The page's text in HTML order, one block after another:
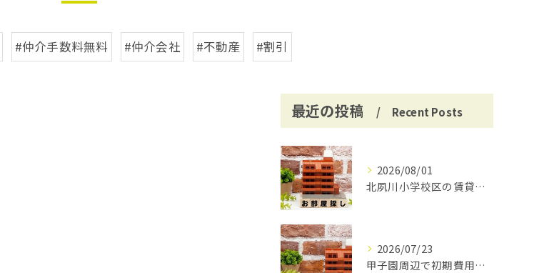
#仲介手数料無料 #仲介会社 #不動産 #割引
最近の投稿 Recent Posts
2026/08/01
北夙川小学校区の賃貸と仲介手数料無料の魅力
2026/07/23
甲子園周辺で初期費用安く賃貸探し